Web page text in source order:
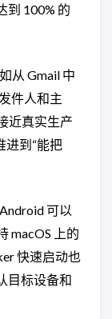
到 100% 的
从 Gmail 中
件人和主
近真实生产
进到“能把
可以
macOS 上的
快速启动也
目标设备和